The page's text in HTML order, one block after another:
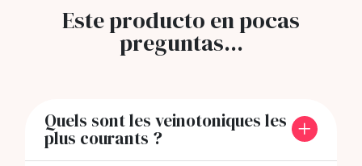
Este producto en pocas
preguntas...
Quels sont les veinotoniques les
plus courants ?